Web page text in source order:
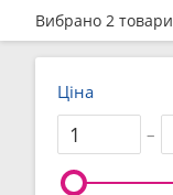
Вибрано 2 товари
Ціна
–